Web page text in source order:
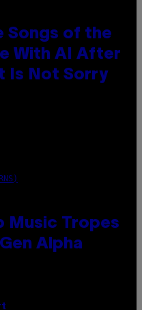
Songs of the
With AI After
Is Not Sorry
Music Tropes
Alpha